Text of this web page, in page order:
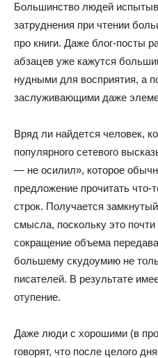
Большинство людей
затруднения при чтении
про книги. Даже блог-посты
абзацев уже кажутся
нудными для восприятия, а
заслуживающими даже
Вряд ли найдется человек,
популярного сетевого
— не осилил», которое
предложение прочитать что-
строк. Получается
смысла, поскольку это почти
сокращение объема
большему скудоумию не
писателей. В результате
отупение.
Даже люди с хорошими (в
говорят, что после целого